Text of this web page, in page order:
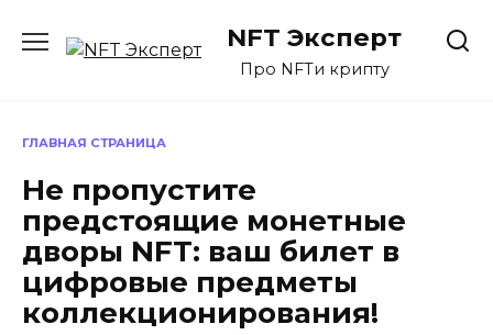
содержанию
NFT Эксперт
Про NFTи крипту
ГЛАВНАЯ СТРАНИЦА
Не пропустите
предстоящие монетные
дворы NFT: ваш билет в
цифровые предметы
коллекционирования!